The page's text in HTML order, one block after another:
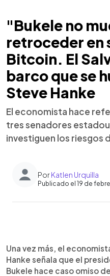
"Bukele no
retroceder en
Bitcoin. El
barco que se
Steve Hanke
El economista hace
tres senadores
investiguen los riesgos
PorKatlen Urquilla
Publicado el 19 de
Escuchar artículo
Una vez más, el
Hanke señala que el
Bukele hace caso omiso